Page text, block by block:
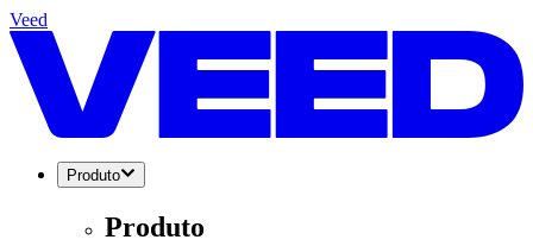
Veed
Produto
Produto